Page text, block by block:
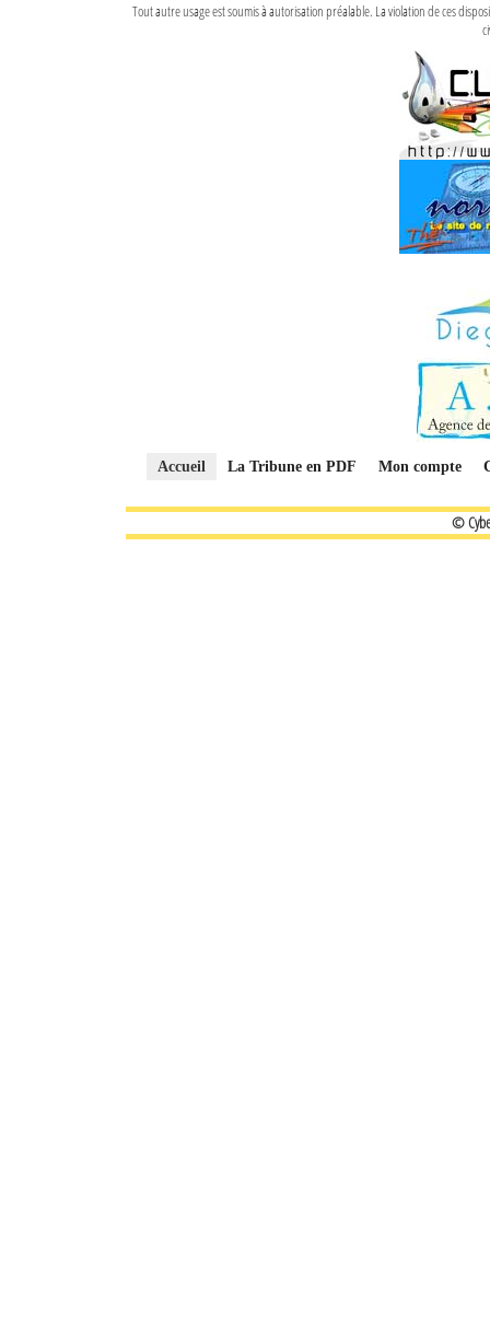
Tout autre usage est soumis à autorisation préalable. La violation de ces
Accueil La Tribune en PDF Mon compte
©